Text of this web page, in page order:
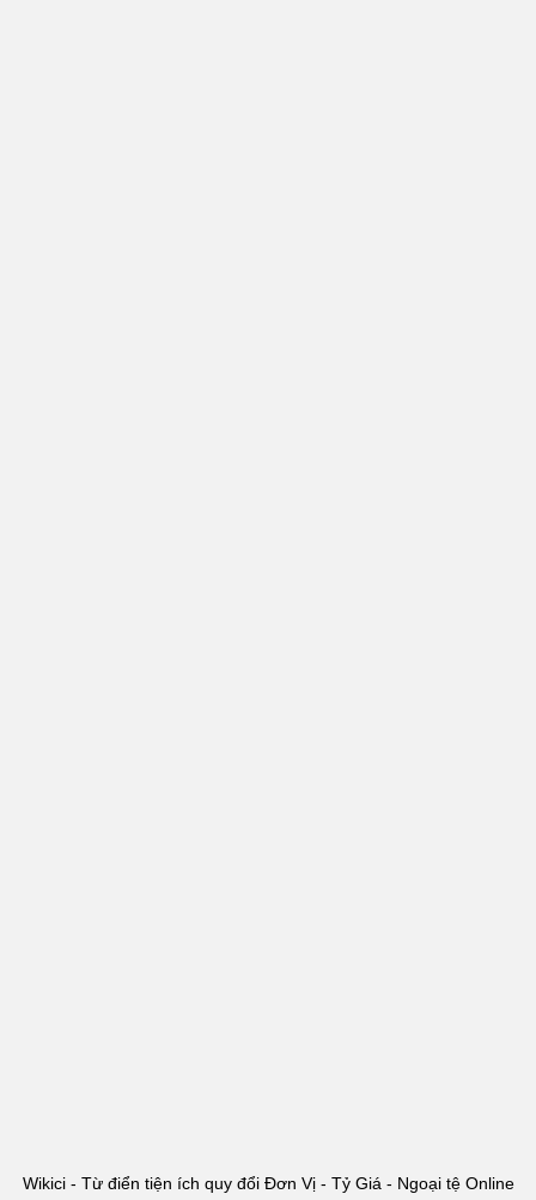
Wikici - Từ điển tiện ích quy đổi Đơn Vị - Tỷ Giá - Ngoại tệ Online